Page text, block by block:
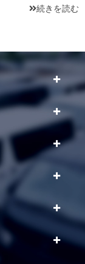
続きを読む